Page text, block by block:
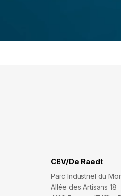
CBV/De Raedt
Parc Industriel du
Allée des Artisans 18